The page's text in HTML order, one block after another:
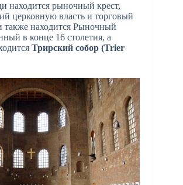
находится рыночный крест,
церковную власть и торговый
находится Рыночный
в конце 16 столетия, а
Трирский собор (Trier